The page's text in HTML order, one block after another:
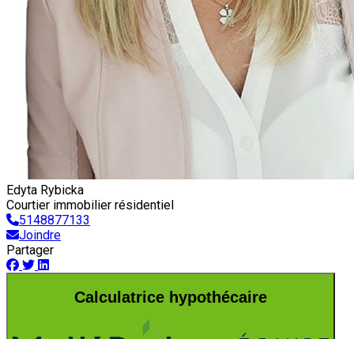
Edyta Rybicka
Courtier immobilier résidentiel
5148877133
Joindre
Partager
Calculatrice hypothécaire